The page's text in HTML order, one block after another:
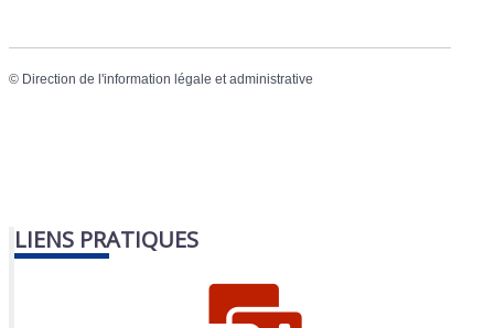
© Direction de l'information légale et administrative
LIENS PRATIQUES